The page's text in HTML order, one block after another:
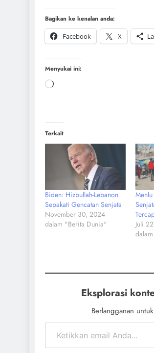
Bagikan ke kenalan anda:
Facebook
X
Menyukai ini:
Terkait
Biden: Hizbullah-Lebanon
Sepakati Gencatan Senjata
November 30, 2024
dalam "Berita Dunia"
Juli
Eksplorasi
Berlangganan